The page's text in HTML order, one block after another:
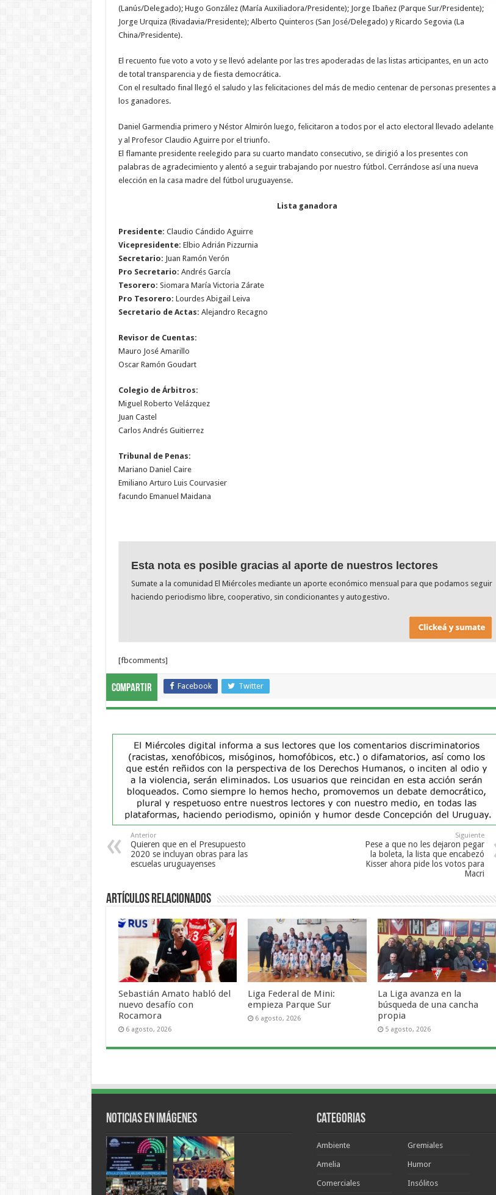
(Lanús/Delegado); Hugo González (María Auxiliadora/Presidente); Jorge Ibañez (Parque Sur/Presidente);
Jorge Urquiza (Rivadavia/Presidente); Alberto Quinteros (San José/Delegado) y Ricardo Segovia (La
China/Presidente).
El recuento fue voto a voto y se llevó adelante por las tres apoderadas de las listas articipantes, en un acto
de total transparencia y de fiesta democrática.
Con el resultado final llegó el saludo y las felicitaciones del más de medio centenar de personas presentes a
los ganadores.
Daniel Garmendia primero y Néstor Almirón luego, felicitaron a todos por el acto electoral llevado adelante
y al Profesor Claudio Aguirre por el triunfo.
El flamante presidente reelegido para su cuarto mandato consecutivo, se dirigió a los presentes con
palabras de agradecimiento y alentó a seguir trabajando por nuestro fútbol. Cerrándose así una nueva
elección en la casa madre del fútbol uruguayense.
Lista ganadora
Presidente: Claudio Cándido Aguirre
Vicepresidente: Elbio Adrián Pizzurnia
Secretario: Juan Ramón Verón
Pro Secretario: Andrés García
Tesorero: Siomara María Victoria Zárate
Pro Tesorero: Lourdes Abigail Leiva
Secretario de Actas: Alejandro Recagno
Revisor de Cuentas:
Mauro José Amarillo
Oscar Ramón Goudart
Colegio de Árbitros:
Miguel Roberto Velázquez
Juan Castel
Carlos Andrés Guitierrez
Tribunal de Penas:
Mariano Daniel Caire
Emiliano Arturo Luis Courvasier
facundo Emanuel Maidana
Esta nota es posible gracias al aporte de nuestros lectores
Sumate a la comunidad El Miércoles mediante un aporte económico mensual para que podamos seguir
haciendo periodismo libre, cooperativo, sin condicionantes y autogestivo.
[fbcomments]
Compartir Facebook Twitter
Anterior
Quieren que en el Presupuesto
2020 se incluyan obras para las
escuelas uruguayenses
Siguiente
Pese a que no les dejaron pegar
la boleta, la lista que encabezó
Kisser ahora pide los votos para
Macri
Artículos Relacionados
Sebastián Amato habló del
nuevo desafío con
Rocamora
6 agosto, 2026
Liga Federal de Mini:
empieza Parque Sur
6 agosto, 2026
La Liga avanza en la
búsqueda de una cancha
propia
5 agosto, 2026
Noticias en Imágenes Categorias
Ambiente
Amelia
Comerciales
Gremiales
Humor
Insólitos